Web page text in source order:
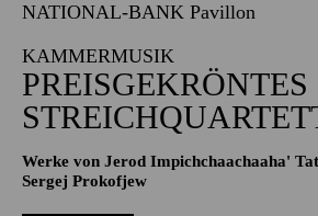
NATIONAL-BANK Pavillon
KAMMERMUSIK
PREISGEKRÖNTES
Werke von Jerod Impichchaachaaha'
Sergej Prokofjew